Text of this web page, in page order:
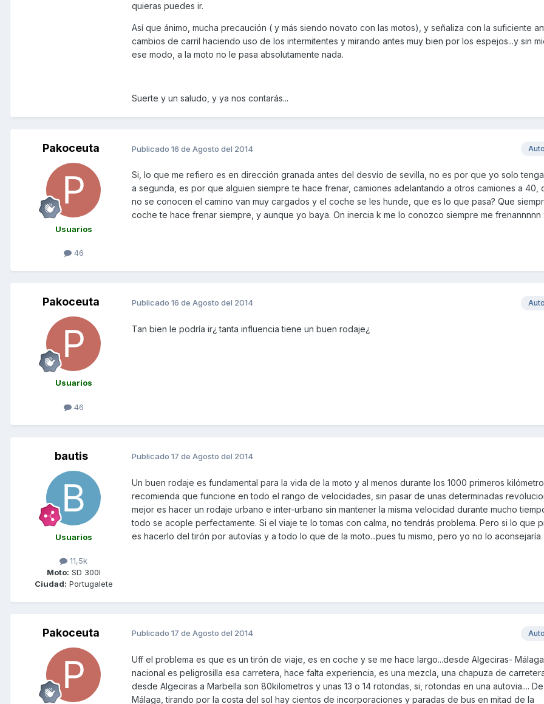
quieras puedes ir.
Así que ánimo, mucha precaución ( y más siendo novato con las motos), y señaliza con la suficiente
cambios de carril haciendo uso de los intermitentes y mirando antes muy bien por los espejos...y sin
ese modo, a la moto no le pasa absolutamente nada.
Suerte y un saludo, y ya nos contarás...
Pakoceuta
Usuarios
46
Publicado 16 de Agosto del 2014
Si, lo que me refiero es en dirección granada antes del desvío de sevilla, no es por que yo solo
a segunda, es por que alguien siempre te hace frenar, camiones adelantando a otros camiones a 40,
no se conocen el camino van muy cargados y el coche se les hunde, que es lo que pasa? Que
coche te hace frenar siempre, y aunque yo baya. On inercia k me lo conozco siempre me frenannnnn
Pakoceuta
Usuarios
46
Publicado 16 de Agosto del 2014
Tan bien le podría ir¿ tanta influencia tiene un buen rodaje¿
bautis
Usuarios
11,5k
Moto: SD 300I
Ciudad: Portugalete
Publicado 17 de Agosto del 2014
Un buen rodaje es fundamental para la vida de la moto y al menos durante los 1000 primeros
recomienda que funcione en todo el rango de velocidades, sin pasar de unas determinadas
mejor es hacer un rodaje urbano e inter-urbano sin mantener la misma velocidad durante mucho
todo se acople perfectamente. Si el viaje te lo tomas con calma, no tendrás problema. Pero si lo que
es hacerlo del tirón por autovías y a todo lo que de la moto...pues tu mismo, pero yo no lo aconsejaría
Pakoceuta Publicado 17 de Agosto del 2014
Uff el problema es que es un tirón de viaje, es en coche y se me hace largo...desde Algeciras-
nacional es peligrosilla esa carretera, hace falta experiencia, es una mezcla, una chapuza de
desde Algeciras a Marbella son 80kilometros y unas 13 o 14 rotondas, si, rotondas en una autovia....
Málaga, tirando por la costa del sol hay cientos de incorporaciones y paradas de bus en mitad de la